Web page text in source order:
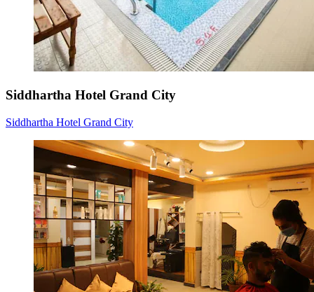
Siddhartha Hotel Grand City
Siddhartha Hotel Grand City